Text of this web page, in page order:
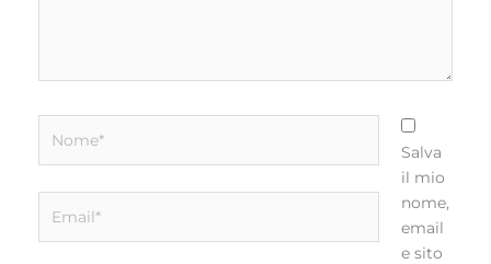
Salva
il mio
nome,
email
e sito